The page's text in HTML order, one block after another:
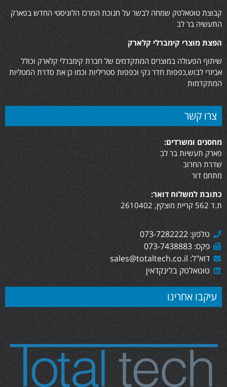
קבוצת טוטאלטק שמחה לבשר על חנוכת המרכז הלוגיסטי החדש בפארק
התעשיה בר לב
הפצת מוצרי קימברלי קלארק
שיתוף הפעולה במוצרים המתקדמים של חברת קימברלי קלארק וכולל
אביזרי לבוש,כפפות חדר נקי וכפפות סטריליות וכמו כן את סדרת המטליות
המתקדמות
צרו קשר
מחסנים ומשרדים:
פארק תעשיות בר לב
שדרת החרוב
מתחם דור
כתובת למשלוח דואר:
ת.ד 562 קריית מוצקין, 2610402
טלפון: 073-7282222
פקס: 073-7438883
דוא"ל: sales@totaltech.co.il
טוטאלטק בלינקדאין
עיקבו אחרינו